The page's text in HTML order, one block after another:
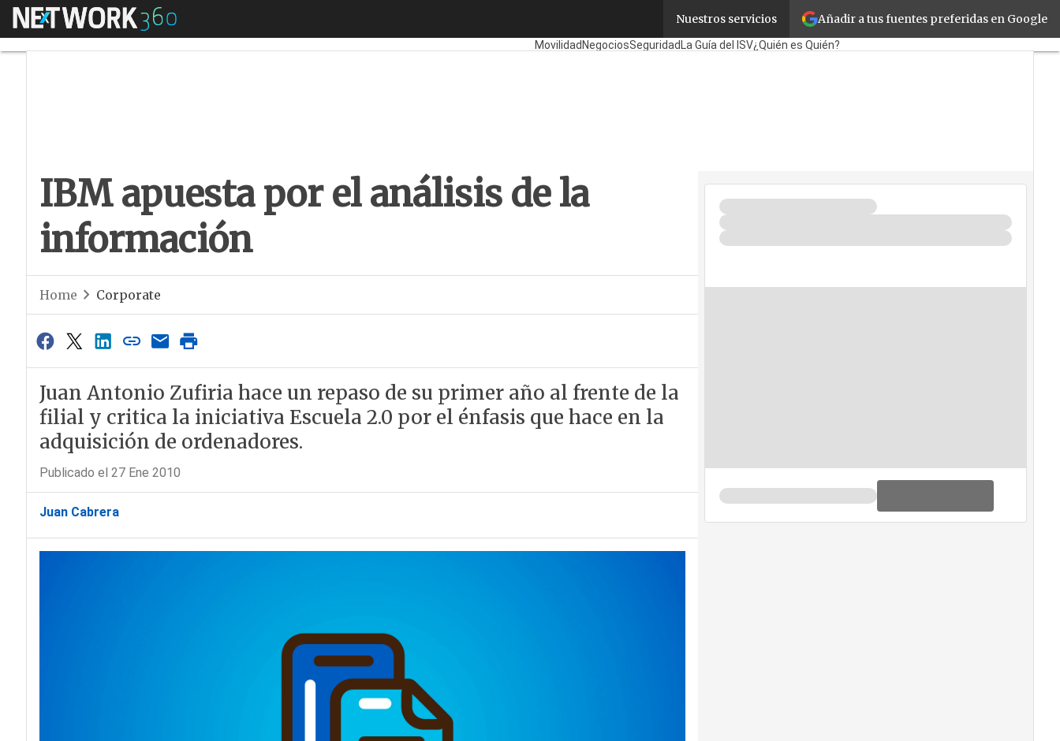
Añadir a tus fuentes preferidas en Google
Nuestros servicios
Menú TicPymesCorporateRetail
Cloud
Movilidad NegociosSeguridad La Guía del ISV¿Quién es Quién?
IBM apuesta por el análisis de la
información
Home Corporate
Juan Antonio Zufiria hace un repaso de su primer año al frente de la
filial y critica la iniciativa Escuela 2.0 por el énfasis que hace en la
adquisición de ordenadores.
Publicado el 27 Ene 2010
Juan Cabrera